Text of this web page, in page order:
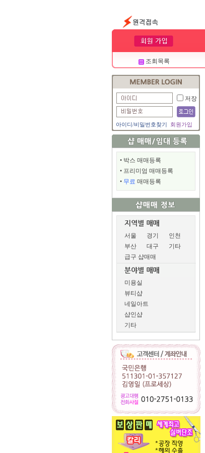
조회목록
저장
아이디/비밀번호찾기 회원가입
• 박스 매매등록
• 프리미엄 매매등록
• 무료 매매등록
서울 경기
인천
부산
대구
기타
급구 샵매매
미용실
뷰티샵
네일아트
샵인샵
기타